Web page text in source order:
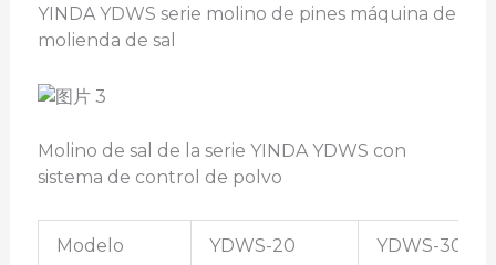
YINDA YDWS serie molino de pines máquina de
molienda de sal
Molino de sal de la serie YINDA YDWS con
sistema de control de polvo
Modelo YDWS-20 YDWS-30